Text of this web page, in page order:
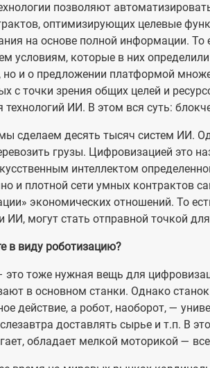
позволяют
оптимизирующих целевые
на основе полной информации. То
условиям, которые в них
но и о предложении платформой
с точки зрения общих целей и
технологий ИИ. В этом вся суть:
сделаем десять тысяч систем ИИ.
грузы. Цифровизацией это
интеллектом
и плотной сети умных контрактов
экономических отношений. То
ИИ, могут стать отправной точкой
в виду роботизацию?
тоже нужная вещь для
в основном станки. Однако
действие, а робот, наоборот, —
доставлять сырье и т.п. В
обладает мелкой моторикой —